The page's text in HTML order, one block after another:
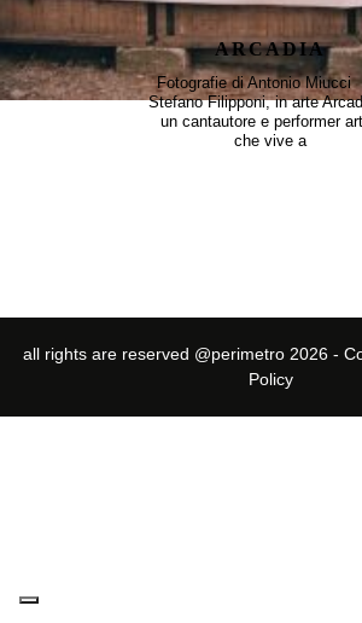
ARCADIA
Fotografie di Antonio
Stefano Filipponi, in arte
un cantautore e performer
che vive a
all rights are reserved @perimetro 2026 -
Policy